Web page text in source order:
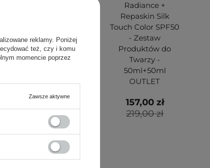
Ciała - 200ml
22,00 zł
Radiance +
Repaskin Silk
Touch Color SPF50
- Zestaw
Produktów do
Twarzy -
50ml+50ml
OUTLET
219,00 zł
157,00 zł
reklamy. Poniżej
też, czy i komu
momencie poprzez
Zawsze aktywne